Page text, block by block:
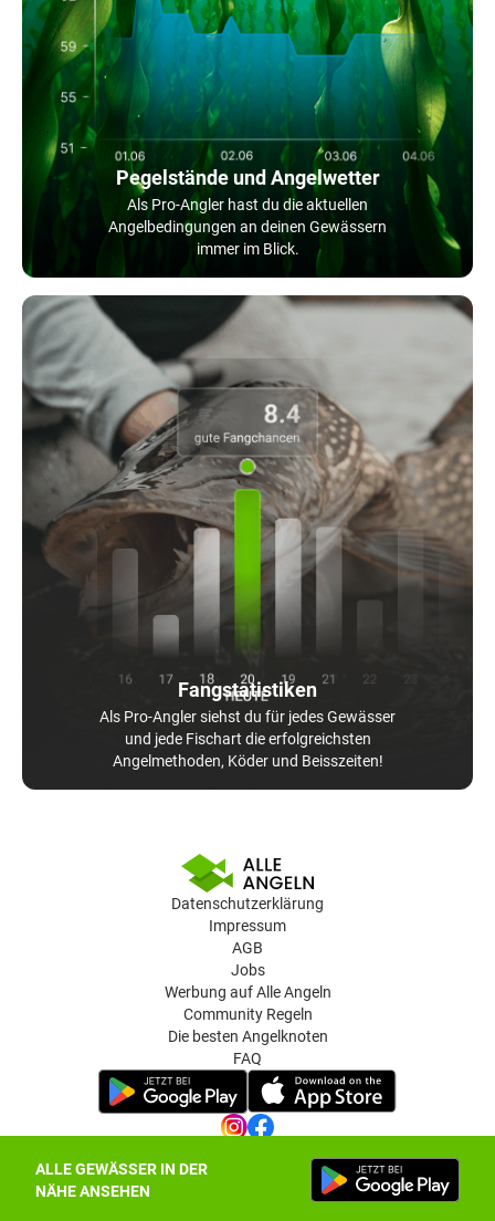
ALLE GEWÄSSER IN DER
NÄHE ANSEHEN
Pegelstände und Angelwetter
Als Pro-Angler hast du die aktuellen
Angelbedingungen an deinen Gewässern
immer im Blick.
Fangstatistiken
Als Pro-Angler siehst du für jedes Gewässer
und jede Fischart die erfolgreichsten
Angelmethoden, Köder und Beisszeiten!
Datenschutzerklärung
Impressum
AGB
Jobs
Werbung auf Alle Angeln
Community Regeln
Die besten Angelknoten
FAQ
Datenschutz-Einstellungen